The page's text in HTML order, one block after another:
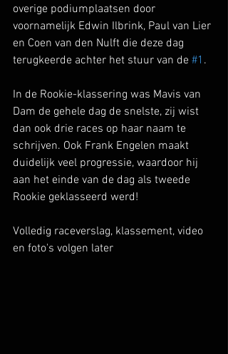
overige podiumplaatsen door
voornamelijk Edwin Ilbrink, Paul van Lier
en Coen van den Nulft die deze dag
terugkeerde achter het stuur van de #1 .
In de Rookie-klassering was Mavis van
Dam de gehele dag de snelste, zij wist
dan ook drie races op haar naam te
schrijven. Ook Frank Engelen maakt
duidelijk veel progressie, waardoor hij
aan het einde van de dag als tweede
Rookie geklasseerd werd!
Volledig raceverslag, klassement, video
en foto's volgen later